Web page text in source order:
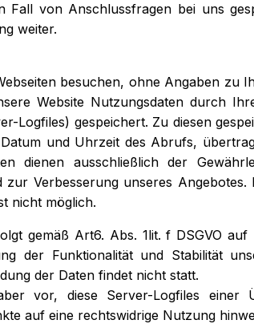
Fall von Anschlussfragen bei uns
weiter.
besuchen, ohne Angaben zu
Website Nutzungsdaten durch
Logfiles) gespeichert. Zu diesen
und Uhrzeit des Abrufs,
dienen ausschließlich der
zur Verbesserung unseres
nicht möglich.
gemäß Art6. Abs. 1lit. f DSGVO
der Funktionalität und Stabilität
der Daten findet nicht statt.
vor, diese Server-Logfiles einer
auf eine rechtswidrige Nutzung